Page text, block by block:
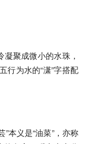
凝聚成微小的水珠，
行为水的“潇”字搭配
”本义是“油菜”，亦称